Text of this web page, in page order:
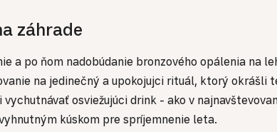
záhrade
a po ňom nadobúdanie bronzového opálenia na
na jedinečný a upokojujci rituál, ktorý okrášli
osviežujúci drink - ako v
kúskom pre spríjemnenie leta.